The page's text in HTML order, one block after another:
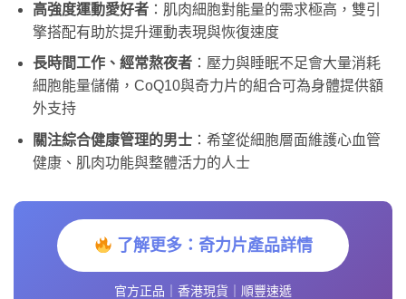
高強度運動愛好者：肌肉細胞對能量的需求極高，雙引
擎搭配有助於提升運動表現與恢復速度
長時間工作、經常熬夜者：壓力與睡眠不足會大量消耗
細胞能量儲備，CoQ10與奇力片的組合可為身體提供額
外支持
關注綜合健康管理的男士：希望從細胞層面維護心血管
健康、肌肉功能與整體活力的人士
了解更多：奇力片產品詳情
官方正品｜香港現貨｜順豐速遞